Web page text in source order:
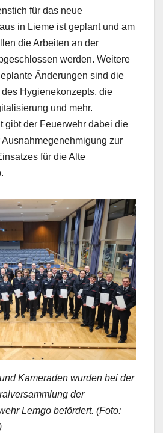
für das neue
in Lieme ist geplant und am
die Arbeiten an der
werden. Weitere
Änderungen sind die
Hygienekonzepts, die
und mehr.
gibt der Feuerwehr dabei die
zur
für die Alte
Kameraden wurden bei der
der
Lemgo befördert. (Foto: